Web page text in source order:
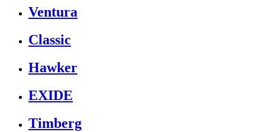
Ventura
Classic
Hawker
EXIDE
Timberg